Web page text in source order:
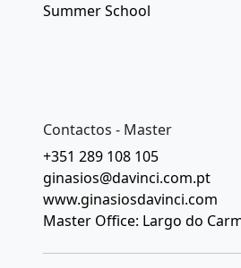
Summer School
Contactos - Master
+351 289 108 105
ginasios@davinci.com.pt
www.ginasiosdavinci.com
Master Office: Largo do